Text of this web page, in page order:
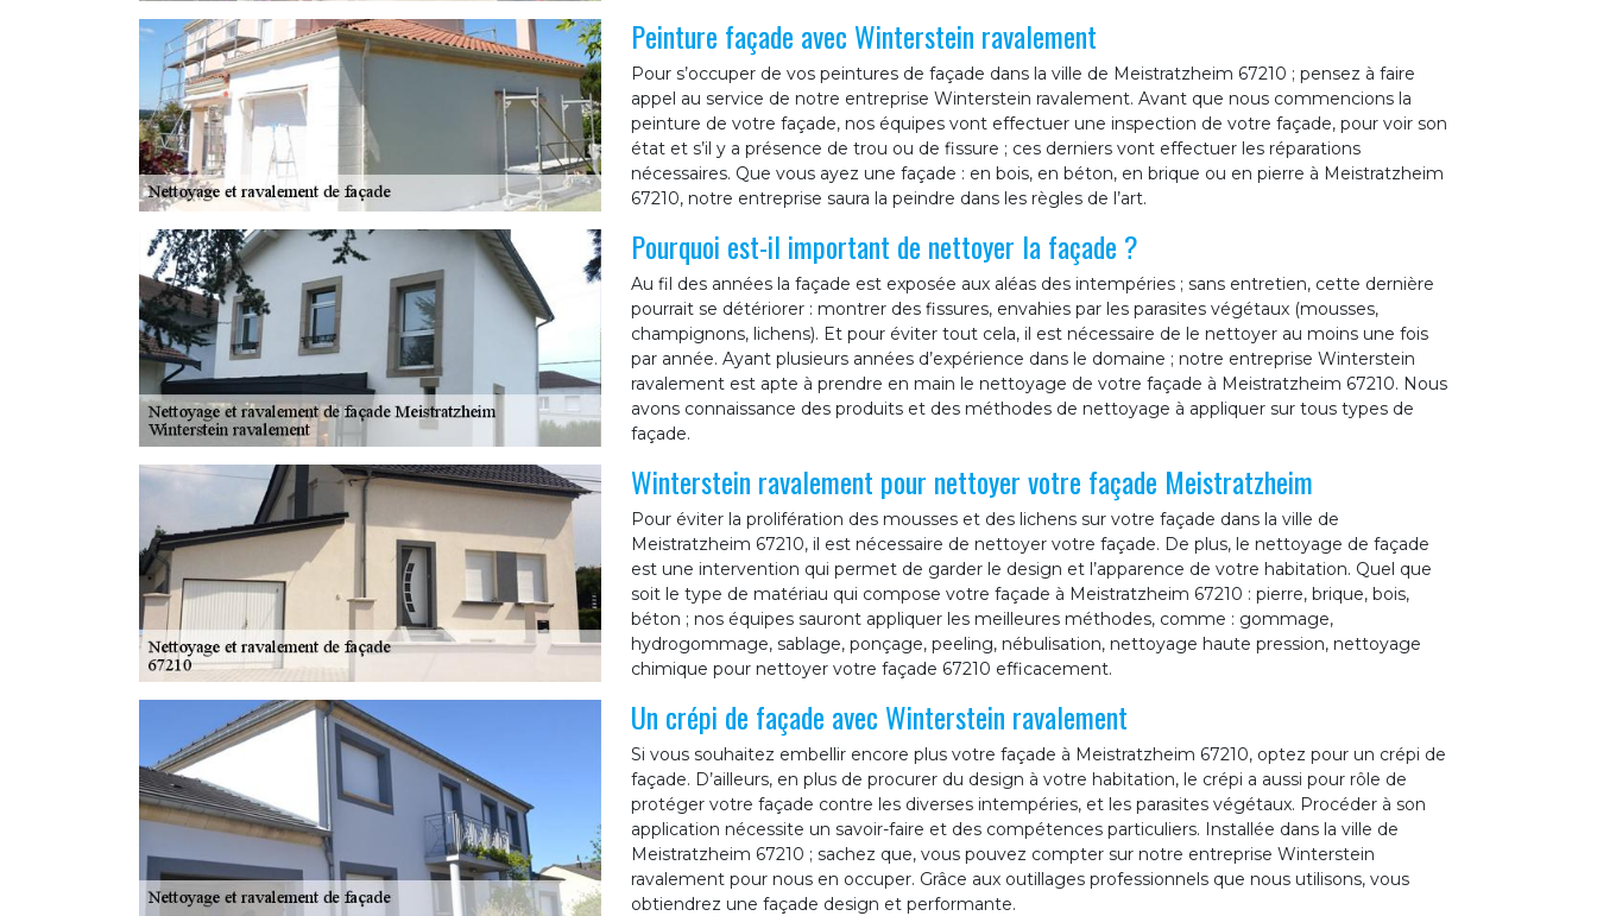
Peinture façade avec Winterstein ravalement
Pour s’occuper de vos peintures de façade dans la ville de Meistratzheim 67210 ; pensez à faire
appel au service de notre entreprise Winterstein ravalement. Avant que nous commencions la
peinture de votre façade, nos équipes vont effectuer une inspection de votre façade, pour voir son
état et s’il y a présence de trou ou de fissure ; ces derniers vont effectuer les réparations
nécessaires. Que vous ayez une façade : en bois, en béton, en brique ou en pierre à Meistratzheim
67210, notre entreprise saura la peindre dans les règles de l’art.
Pourquoi est-il important de nettoyer la façade ?
Au fil des années la façade est exposée aux aléas des intempéries ; sans entretien, cette dernière
pourrait se détériorer : montrer des fissures, envahies par les parasites végétaux (mousses,
champignons, lichens). Et pour éviter tout cela, il est nécessaire de le nettoyer au moins une fois
par année. Ayant plusieurs années d’expérience dans le domaine ; notre entreprise Winterstein
ravalement est apte à prendre en main le nettoyage de votre façade à Meistratzheim 67210. Nous
avons connaissance des produits et des méthodes de nettoyage à appliquer sur tous types de
façade.
Winterstein ravalement pour nettoyer votre façade Meistratzheim
Pour éviter la prolifération des mousses et des lichens sur votre façade dans la ville de
Meistratzheim 67210, il est nécessaire de nettoyer votre façade. De plus, le nettoyage de façade
est une intervention qui permet de garder le design et l’apparence de votre habitation. Quel que
soit le type de matériau qui compose votre façade à Meistratzheim 67210 : pierre, brique, bois,
béton ; nos équipes sauront appliquer les meilleures méthodes, comme : gommage,
hydrogommage, sablage, ponçage, peeling, nébulisation, nettoyage haute pression, nettoyage
chimique pour nettoyer votre façade 67210 efficacement.
Un crépi de façade avec Winterstein ravalement
Si vous souhaitez embellir encore plus votre façade à Meistratzheim 67210, optez pour un crépi de
façade. D’ailleurs, en plus de procurer du design à votre habitation, le crépi a aussi pour rôle de
protéger votre façade contre les diverses intempéries, et les parasites végétaux. Procéder à son
application nécessite un savoir-faire et des compétences particuliers. Installée dans la ville de
Meistratzheim 67210 ; sachez que, vous pouvez compter sur notre entreprise Winterstein
ravalement pour nous en occuper. Grâce aux outillages professionnels que nous utilisons, vous
obtiendrez une façade design et performante.